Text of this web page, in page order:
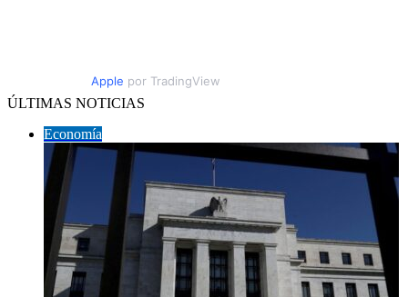
Apple por TradingView
ÚLTIMAS NOTICIAS
Economía